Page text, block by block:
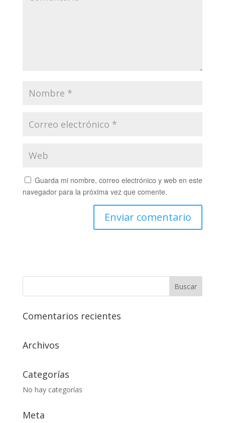
Guarda mi nombre, correo electrónico y web en este
navegador para la próxima vez que comente.
Comentarios recientes
Archivos
Categorías
No hay categorías
Meta